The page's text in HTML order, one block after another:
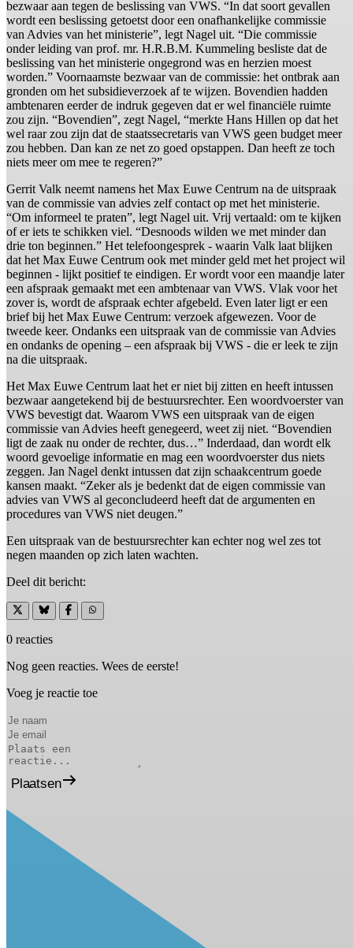
bezwaar aan tegen de beslissing van VWS. “In dat soort gevallen
wordt een beslissing getoetst door een onafhankelijke commissie
van Advies van het ministerie”, legt Nagel uit. “Die commissie
onder leiding van prof. mr. H.R.B.M. Kummeling besliste dat de
beslissing van het ministerie ongegrond was en herzien moest
worden.” Voornaamste bezwaar van de commissie: het ontbrak aan
gronden om het subsidieverzoek af te wijzen. Bovendien hadden
ambtenaren eerder de indruk gegeven dat er wel financiële ruimte
zou zijn. “Bovendien”, zegt Nagel, “merkte Hans Hillen op dat het
wel raar zou zijn dat de staatssecretaris van VWS geen budget meer
zou hebben. Dan kan ze net zo goed opstappen. Dan heeft ze toch
niets meer om mee te regeren?”
Gerrit Valk neemt namens het Max Euwe Centrum na de uitspraak
van de commissie van advies zelf contact op met het ministerie.
“Om informeel te praten”, legt Nagel uit. Vrij vertaald: om te kijken
of er iets te schikken viel. “Desnoods wilden we met minder dan
drie ton beginnen.” Het telefoongesprek - waarin Valk laat blijken
dat het Max Euwe Centrum ook met minder geld met het project wil
beginnen - lijkt positief te eindigen. Er wordt voor een maandje later
een afspraak gemaakt met een ambtenaar van VWS. Vlak voor het
zover is, wordt de afspraak echter afgebeld. Even later ligt er een
brief bij het Max Euwe Centrum: verzoek afgewezen. Voor de
tweede keer. Ondanks een uitspraak van de commissie van Advies
en ondanks de opening – een afspraak bij VWS - die er leek te zijn
na die uitspraak.
Het Max Euwe Centrum laat het er niet bij zitten en heeft intussen
bezwaar aangetekend bij de bestuursrechter. Een woordvoerster van
VWS bevestigt dat. Waarom VWS een uitspraak van de eigen
commissie van Advies heeft genegeerd, weet zij niet. “Bovendien
ligt de zaak nu onder de rechter, dus…” Inderdaad, dan wordt elk
woord gevoelige informatie en mag een woordvoerster dus niets
zeggen. Jan Nagel denkt intussen dat zijn schaakcentrum goede
kansen maakt. “Zeker als je bedenkt dat de eigen commissie van
advies van VWS al geconcludeerd heeft dat de argumenten en
procedures van VWS niet deugen.”
Een uitspraak van de bestuursrechter kan echter nog wel zes tot
negen maanden op zich laten wachten.
Deel dit bericht:
0 reacties
Nog geen reacties. Wees de eerste!
Voeg je reactie toe
Plaatsen